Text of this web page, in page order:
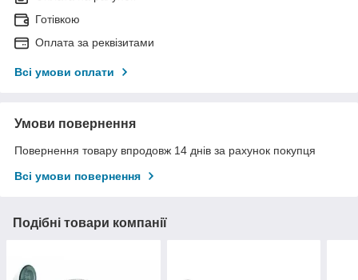
Готівкою
Оплата за реквізитами
Всі умови оплати
Умови повернення
Повернення товару впродовж 14 днів за рахунок покупця
Всі умови повернення
Подібні товари компанії